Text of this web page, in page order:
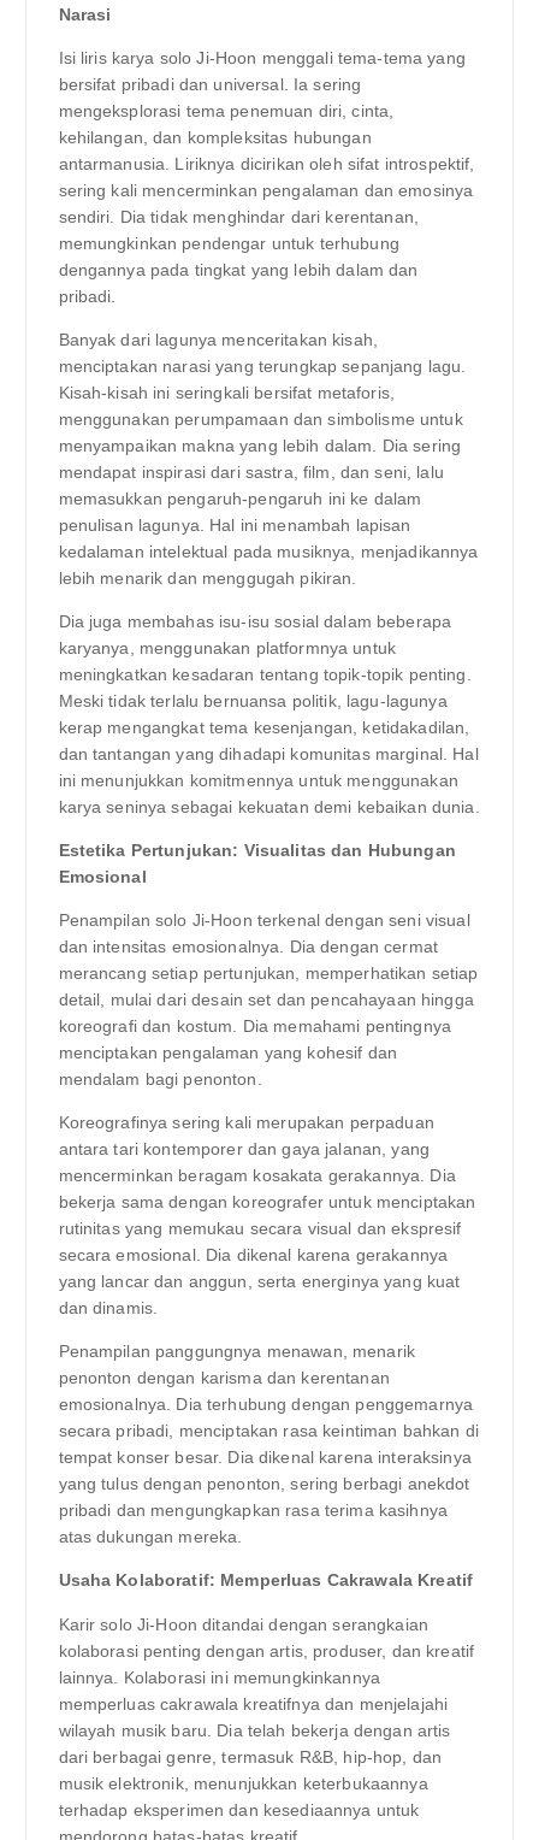
Narasi
Isi liris karya solo Ji-Hoon menggali tema-tema yang
bersifat pribadi dan universal. Ia sering
mengeksplorasi tema penemuan diri, cinta,
kehilangan, dan kompleksitas hubungan
antarmanusia. Liriknya dicirikan oleh sifat introspektif,
sering kali mencerminkan pengalaman dan emosinya
sendiri. Dia tidak menghindar dari kerentanan,
memungkinkan pendengar untuk terhubung
dengannya pada tingkat yang lebih dalam dan
pribadi.
Banyak dari lagunya menceritakan kisah,
menciptakan narasi yang terungkap sepanjang lagu.
Kisah-kisah ini seringkali bersifat metaforis,
menggunakan perumpamaan dan simbolisme untuk
menyampaikan makna yang lebih dalam. Dia sering
mendapat inspirasi dari sastra, film, dan seni, lalu
memasukkan pengaruh-pengaruh ini ke dalam
penulisan lagunya. Hal ini menambah lapisan
kedalaman intelektual pada musiknya, menjadikannya
lebih menarik dan menggugah pikiran.
Dia juga membahas isu-isu sosial dalam beberapa
karyanya, menggunakan platformnya untuk
meningkatkan kesadaran tentang topik-topik penting.
Meski tidak terlalu bernuansa politik, lagu-lagunya
kerap mengangkat tema kesenjangan, ketidakadilan,
dan tantangan yang dihadapi komunitas marginal. Hal
ini menunjukkan komitmennya untuk menggunakan
karya seninya sebagai kekuatan demi kebaikan dunia.
Estetika Pertunjukan: Visualitas dan Hubungan
Emosional
Penampilan solo Ji-Hoon terkenal dengan seni visual
dan intensitas emosionalnya. Dia dengan cermat
merancang setiap pertunjukan, memperhatikan setiap
detail, mulai dari desain set dan pencahayaan hingga
koreografi dan kostum. Dia memahami pentingnya
menciptakan pengalaman yang kohesif dan
mendalam bagi penonton.
Koreografinya sering kali merupakan perpaduan
antara tari kontemporer dan gaya jalanan, yang
mencerminkan beragam kosakata gerakannya. Dia
bekerja sama dengan koreografer untuk menciptakan
rutinitas yang memukau secara visual dan ekspresif
secara emosional. Dia dikenal karena gerakannya
yang lancar dan anggun, serta energinya yang kuat
dan dinamis.
Penampilan panggungnya menawan, menarik
penonton dengan karisma dan kerentanan
emosionalnya. Dia terhubung dengan penggemarnya
secara pribadi, menciptakan rasa keintiman bahkan di
tempat konser besar. Dia dikenal karena interaksinya
yang tulus dengan penonton, sering berbagi anekdot
pribadi dan mengungkapkan rasa terima kasihnya
atas dukungan mereka.
Usaha Kolaboratif: Memperluas Cakrawala Kreatif
Karir solo Ji-Hoon ditandai dengan serangkaian
kolaborasi penting dengan artis, produser, dan kreatif
lainnya. Kolaborasi ini memungkinkannya
memperluas cakrawala kreatifnya dan menjelajahi
wilayah musik baru. Dia telah bekerja dengan artis
dari berbagai genre, termasuk R&B, hip-hop, dan
musik elektronik, menunjukkan keterbukaannya
terhadap eksperimen dan kesediaannya untuk
mendorong batas-batas kreatif.